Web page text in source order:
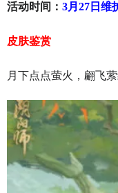
活动时间： 3月27日维
皮肤鉴赏
月下点点萤火，翩飞